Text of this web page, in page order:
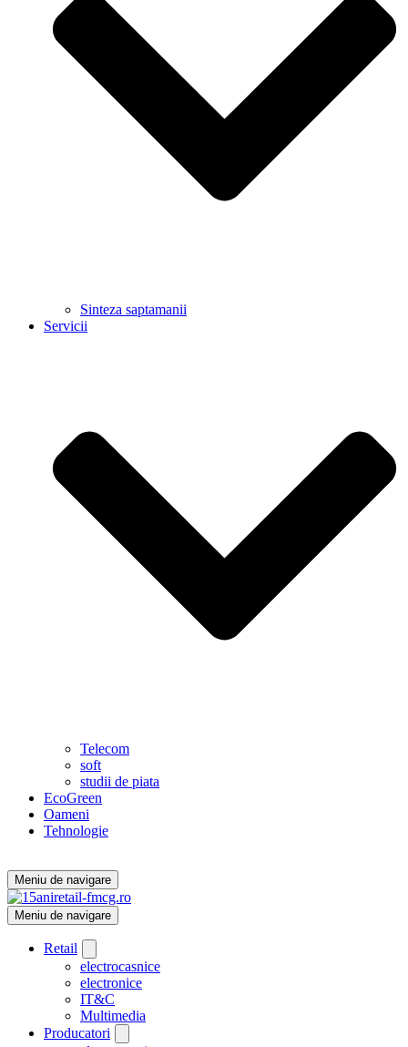
Sinteza saptamanii
Servicii
Telecom
soft
studii de piata
EcoGreen
Oameni
Tehnologie
Meniu de navigare
Meniu de navigare
Retail
electrocasnice
electronice
IT&C
Multimedia
Producatori